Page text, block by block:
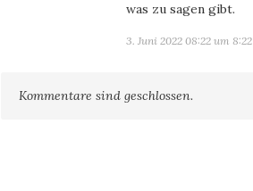
was zu sagen gibt.
3. Juni 2022 08:22 um 8:22
Kommentare sind geschlossen.